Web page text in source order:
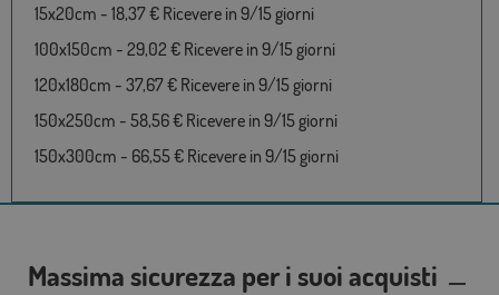
15x20cm - 18,37 € Ricevere in 9/15 giorni
100x150cm - 29,02 € Ricevere in 9/15 giorni
120x180cm - 37,67 € Ricevere in 9/15 giorni
150x250cm - 58,56 € Ricevere in 9/15 giorni
150x300cm - 66,55 € Ricevere in 9/15 giorni
Massima sicurezza per i suoi acquisti